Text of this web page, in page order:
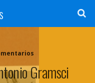
Gramsci